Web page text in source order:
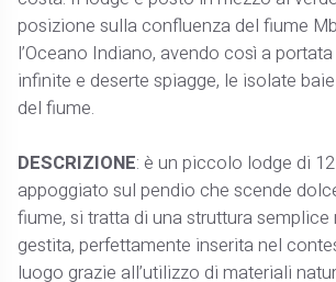
posizione sulla confluenza del fiume
l’Oceano Indiano, avendo così a
infinite e deserte spiagge, le isolate
del fiume.
DESCRIZIONE: è un piccolo lodge di
appoggiato sul pendio che scende
fiume, si tratta di una struttura
gestita, perfettamente inserita nel
luogo grazie all’utilizzo di materiali